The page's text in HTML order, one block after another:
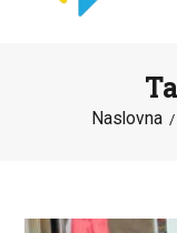
Naslovna